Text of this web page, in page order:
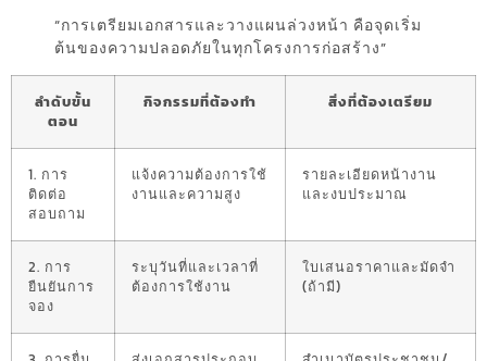
“การเตรียมเอกสารและวางแผนล่วงหน้า คือจุดเริ่ม
ต้นของความปลอดภัยในทุกโครงการก่อสร้าง”
ลำดับขั้น
ตอน
กิจกรรมที่ต้องทำ สิ่งที่ต้องเตรียม
1. การ
ติดต่อ
สอบถาม
แจ้งความต้องการใช้
งานและความสูง
รายละเอียดหน้างาน
และงบประมาณ
2. การ
ยืนยันการ
จอง
ระบุวันที่และเวลาที่
ต้องการใช้งาน
ใบเสนอราคาและมัดจำ
(ถ้ามี)